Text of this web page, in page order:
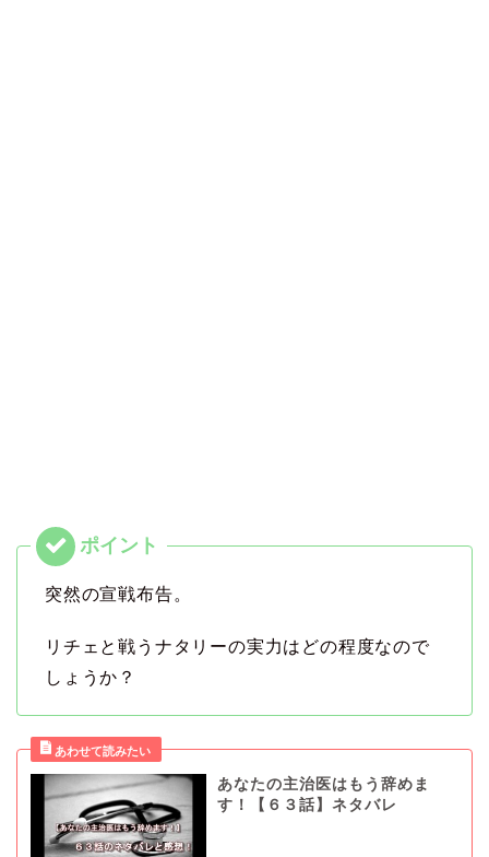
突然の宣戦布告。
リチェと戦うナタリーの実力はどの程度なので
しょうか？
あなたの主治医はもう辞めま
す！【６３話】ネタバレ